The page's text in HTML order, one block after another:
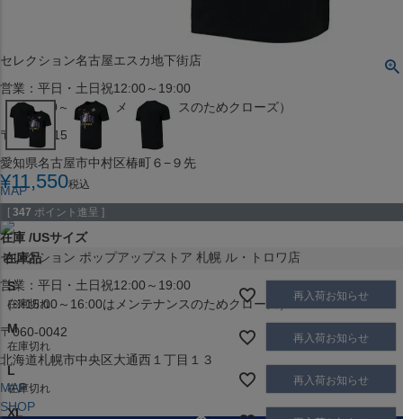
セレクション名古屋エスカ地下街店
営業：平日・土日祝12:00～19:00
（※15:00～16:00はメンテナンスのためクローズ）
〒453-0015
愛知県名古屋市中村区椿町６−９先
MAP
SHOP
セレクション ポップアップストア 札幌 ル・トロワ店
営業：平日・土日祝12:00～19:00
（※15:00～16:00はメンテナンスのためクローズ）
〒060-0042
北海道札幌市中央区大通西１丁目１３
MAP
SHOP
¥11,550税込
[ 347 ポイント進呈 ]
在庫 USサイズ
在庫品
S
在庫切れ
再入荷お知らせ
M
在庫切れ
再入荷お知らせ
L
在庫切れ
再入荷お知らせ
XL